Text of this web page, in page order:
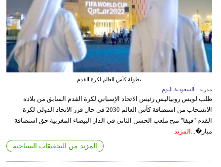
بطولة كأس العالم لكرة القدم
مدريد - السعودية اليوم
طلب لويس روبياليس رئيس الاتحاد الإسباني لكرة القدم السابق من بلاده
الانسحاب من استضافة كأس العالم 2030 في حال قرر الاتحاد الدولي لكرة
القدم "فيفا" منح ملعب الحسن الثاني في الدار البيضاء المغربية حق استضافة
مبار�...
المزيد
المزيد من التحقيقات السياحية